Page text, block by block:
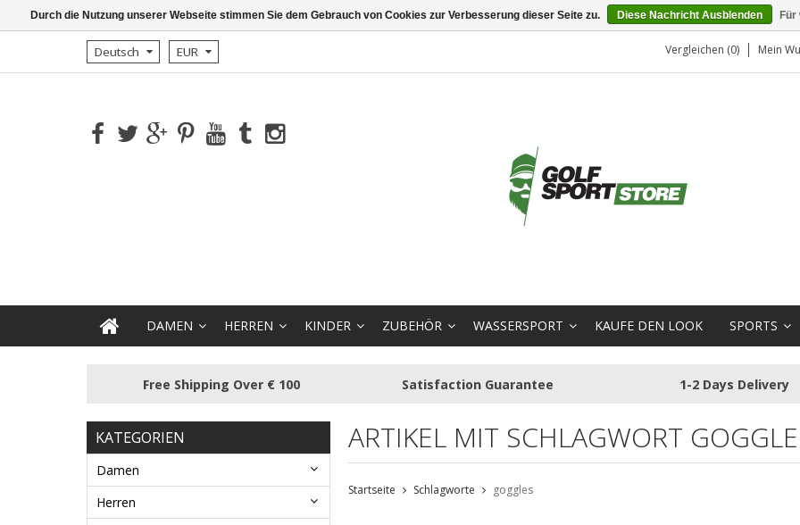
Deutsch EUR Vergleichen (0) Mein
DAMEN HERREN KINDER ZUBEHÖR WASSERSPORT KAUFE DEN LOOK SPORTS
Free Shipping Over € 100 Satisfaction Guarantee 1-2 Days Delivery
KATEGORIEN
Damen
Herren
ARTIKEL MIT SCHLAGWORT
Startseite Schlagworte goggles
Durch die Nutzung unserer Webseite stimmen Sie dem Gebrauch von Cookies zur Verbesserung dieser Seite zu. Diese Nachricht Ausblenden